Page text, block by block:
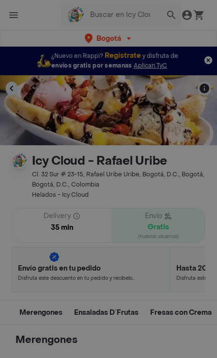
Bogotá
¿Nuevo en Rappi? Regístratey disfruta de
envíos gratis por semanas Aplican TyC
Icy Cloud - Rafael Uribe
Cl. 32 Sur # 23-15, Rafael Uribe Uribe, Bogotá, D.C., Bogotá,
Bogotá, D.C., Colombia
Helados - Icy Cloud
Delivery
35 min
Envío
Gratis
(nuevos usuarios)
Envío gratis en tu pedido
Disfruta este descuento en tu pedido y recíbelo
Hasta 20%
Disfruta este
Merengones Ensaladas D´Frutas Fresas con Crema
Merengones